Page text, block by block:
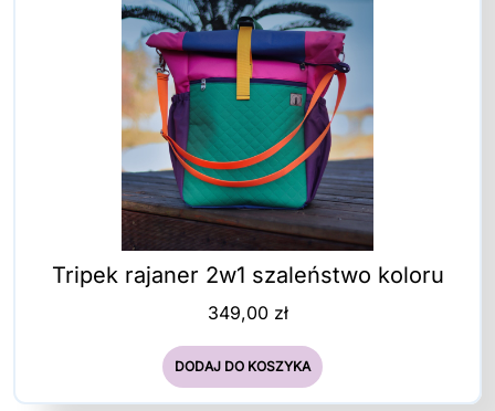
Tripek rajaner 2w1 szaleństwo koloru
349,00 zł
DODAJ DO KOSZYKA